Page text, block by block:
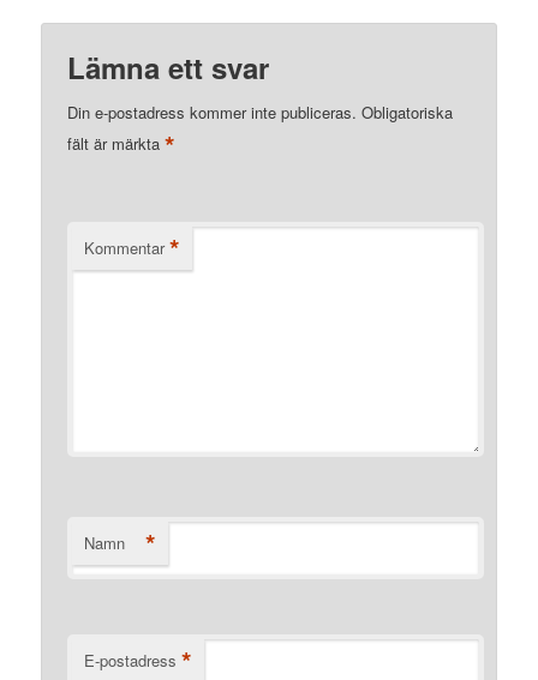
Lämna ett svar
Din e-postadress kommer inte publiceras. Obligatoriska
fält är märkta*
Kommentar *
Namn *
E-postadress *